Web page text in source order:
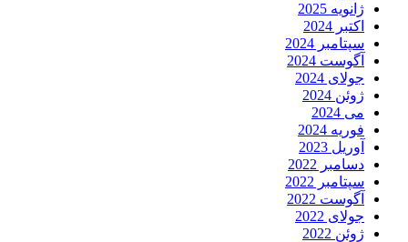
ژانویه 2025
اکتبر 2024
سپتامبر 2024
آگوست 2024
جولای 2024
ژوئن 2024
می 2024
فوریه 2024
آوریل 2023
دسامبر 2022
سپتامبر 2022
آگوست 2022
جولای 2022
ژوئن 2022